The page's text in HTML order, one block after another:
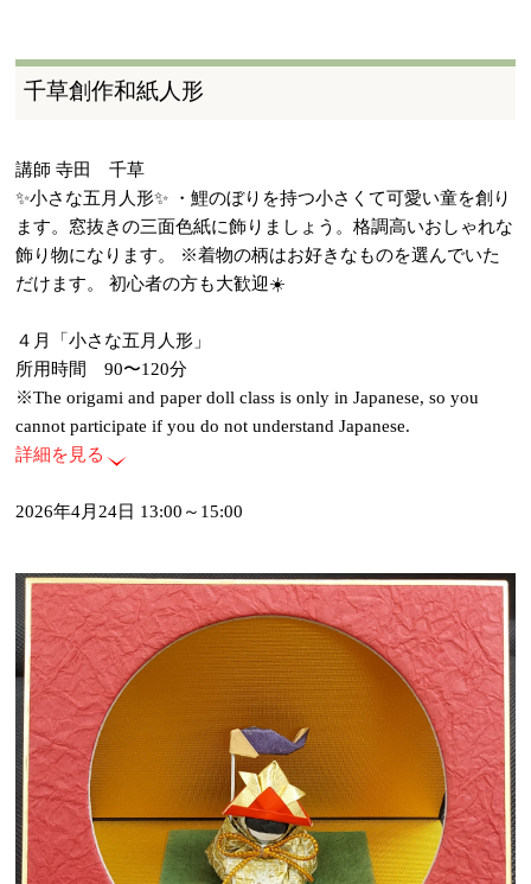
千草創作和紙人形
講師 寺田 千草
✨小さな五月人形✨ ・鯉のぼりを持つ小さくて可愛い童を創り
ます。窓抜きの三面色紙に飾りましょう。格調高いおしゃれな
飾り物になります。 ※着物の柄はお好きなものを選んでいた
だけます。 初心者の方も大歓迎☀️
４月「小さな五月人形」
所用時間 90〜120分
※The origami and paper doll class is only in Japanese, so you
cannot participate if you do not understand Japanese.
詳細を見る
2026年4月24日 13:00～15:00